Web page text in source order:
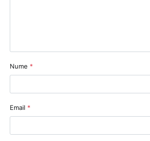
Nume *
Email *